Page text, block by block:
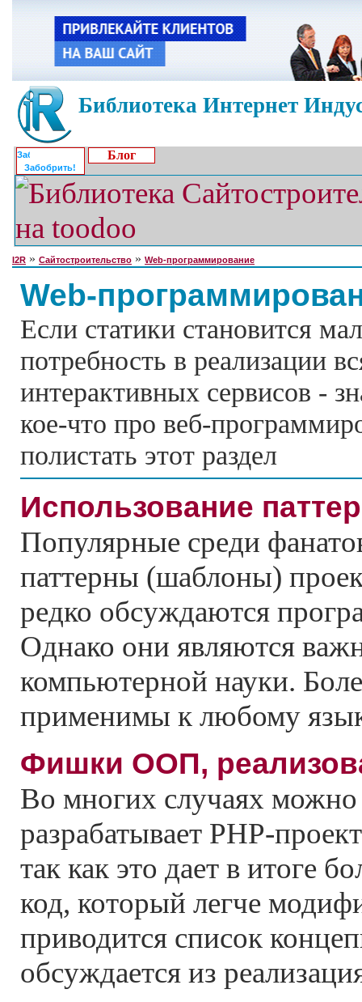
Библиотека Интернет
Забобрить!
Блог
I2R » Сайтостроительство » Web-программирование
Web-
Если статики становится
потребность в реализации
интерактивных сервисов -
кое-что про веб-
полистать этот раздел
Использование
Популярные среди
паттерны (шаблоны)
редко обсуждаются
Однако они являются
компьютерной науки.
применимы к любому
Фишки ООП,
Вo многих случаях можно
разрабатывает PHP-
так как это дает в итоге
код, который легче
приводится список
обсуждается из